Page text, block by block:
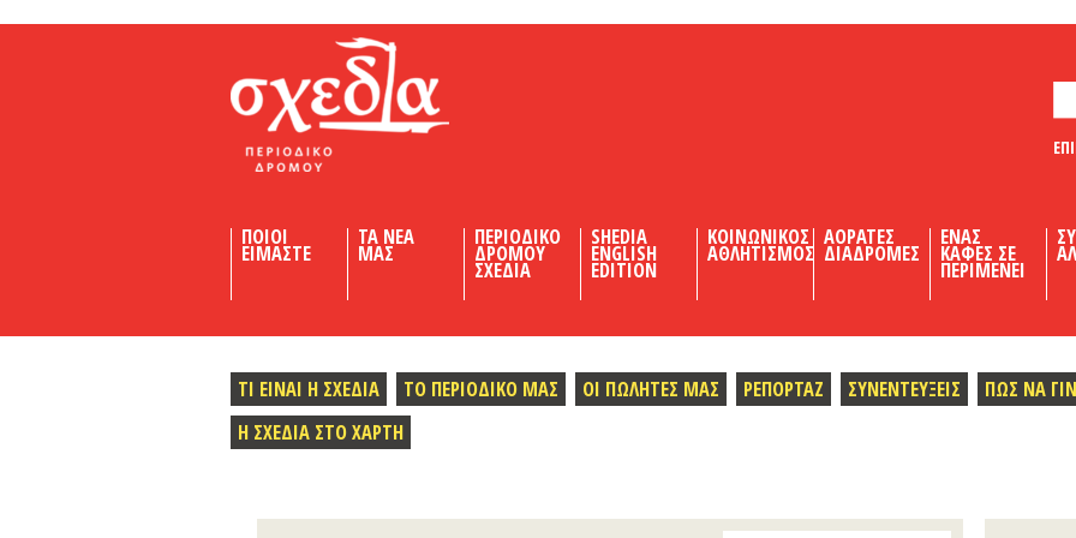
ΠΟΙΟΙ
ΕΙΜΑΣΤΕ
ΤΑ ΝΕΑ
ΜΑΣ
ΠΕΡΙΟΔΙΚΟ
ΔΡΟΜΟΥ
ΣΧΕΔΙΑ
SHEDIA
ENGLISH
EDITION
ΚΟΙΝΩΝΙΚΟΣ
ΑΘΛΗΤΙΣΜΟΣ
ΑΟΡΑΤΕΣ
ΔΙΑΔΡΟΜΕΣ
ΕΝΑΣ
ΚΑΦΕΣ ΣΕ
ΠΕΡΙΜΕΝΕΙ
ΤΙ ΕΙΝΑΙ Η ΣΧΕΔΙΑ ΤΟ ΠΕΡΙΟΔΙΚΟ ΜΑΣ ΟΙ ΠΩΛΗΤΕΣ ΜΑΣ ΡΕΠΟΡΤΑΖ ΣΥΝΕΝΤΕΥΞΕΙΣ
ΠΩΣ ΝΑ
Η ΣΧΕΔΙΑ ΣΤΟ ΧΑΡΤΗ